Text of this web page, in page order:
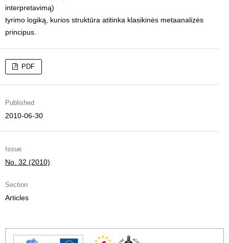
interpretavimą)
tyrimo logiką, kurios struktūra atitinka klasikinės metaanalizės
principus.
PDF
Published
2010-06-30
Issue
No. 32 (2010)
Section
Articles